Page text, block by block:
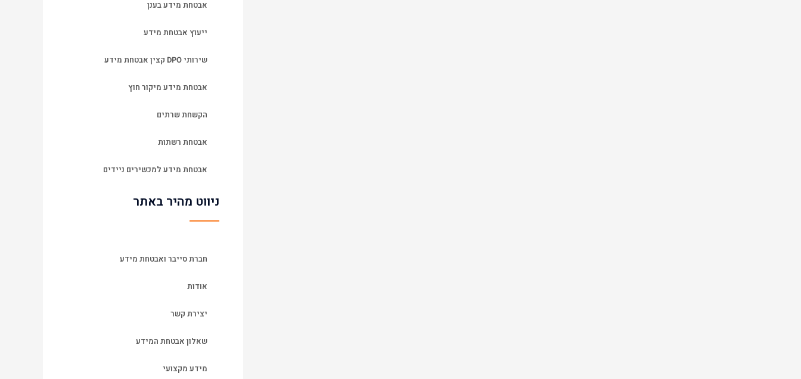
אבטחת מידע בענן
ייעוץ אבטחת מידע
שירותי DPO קצין אבטחת מידע
אבטחת מידע מיקור חוץ
הקשחת שרתים
אבטחת רשתות
אבטחת מידע למכשירים ניידים
ניווט מהיר באתר
חברת סייבר ואבטחת מידע
אודות
יצירת קשר
שאלון אבטחת המידע
מידע מקצועי